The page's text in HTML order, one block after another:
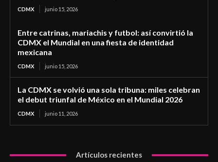
CDMX junio 15, 2026
Entre catrinas, mariachis y futbol: así convirtió la
CDMX el Mundial en una fiesta de identidad
mexicana
CDMX junio 15, 2026
La CDMX se volvió una sola tribuna: miles celebran
el debut triunfal de México en el Mundial 2026
CDMX junio 11, 2026
Artículos recientes